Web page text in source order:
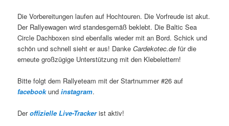
Die Vorbereitungen laufen auf Hochtouren. Die Vorfreude ist akut.
Der Rallyewagen wird standesgemäß beklebt. Die Baltic Sea
Circle Dachboxen sind ebenfalls wieder mit an Bord. Schick und
schön und schnell sieht er aus! DankeCardekotec.de für die
erneute großzügige Unterstützung mit den Klebelettern!
Bitte folgt dem Rallyeteam mit der Startnummer #26 auf
facebookundinstagram.
Deroffizielle Live-Trackerist aktiv!